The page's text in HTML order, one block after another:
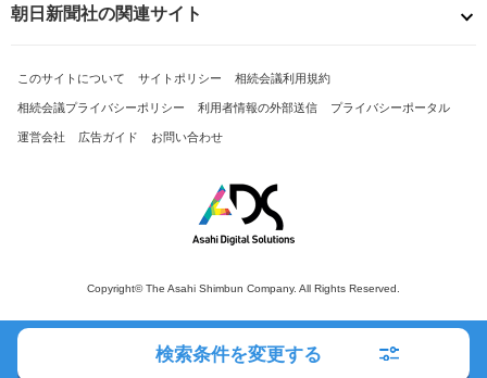
検索条件を変更する
朝日新聞社の関連サイト
このサイトについて サイトポリシー 相続会議利用規約
相続会議プライバシーポリシー 利用者情報の外部送信 プライバシーポータル
運営会社 広告ガイド お問い合わせ
Copyright© The Asahi Shimbun Company. All Rights Reserved.